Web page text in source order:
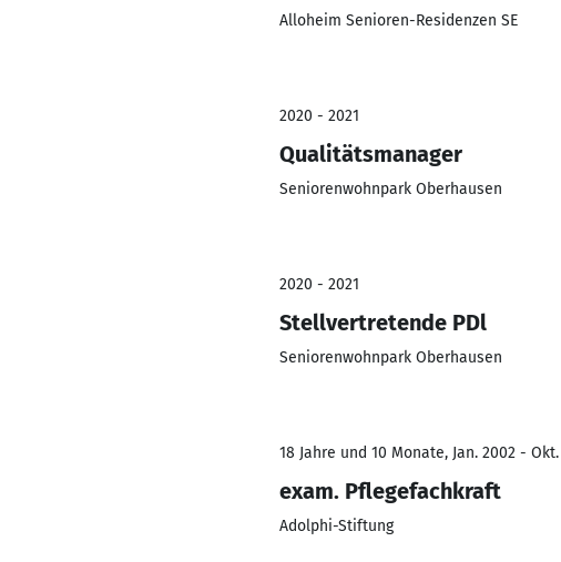
Alloheim Senioren-Residenzen SE
2020 - 2021
Qualitätsmanager
Seniorenwohnpark Oberhausen
2020 - 2021
Stellvertretende PDl
Seniorenwohnpark Oberhausen
18 Jahre und 10 Monate, Jan. 2002 -
exam. Pflegefachkraft
Adolphi-Stiftung